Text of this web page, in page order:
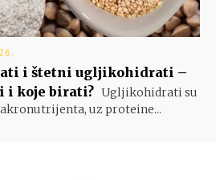
i štetni ugljikohidrati –
i koje birati? Ugljikohidrati su
uz proteine...